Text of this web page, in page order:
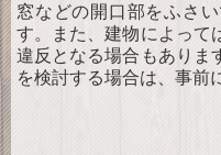
窓などの開口部をふさ
す。また、建物によって
違反となる場合もありま
を検討する場合は、事前